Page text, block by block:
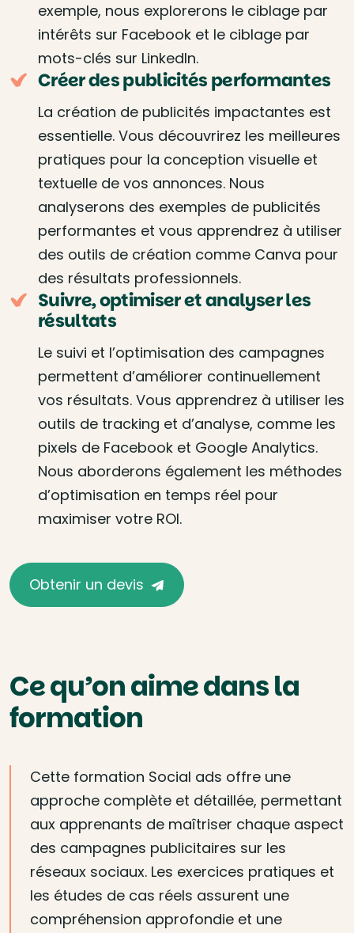
exemple, nous explorerons le ciblage par
intérêts sur Facebook et le ciblage par
mots-clés sur LinkedIn.
Créer des publicités performantes
La création de publicités impactantes est
essentielle. Vous découvrirez les meilleures
pratiques pour la conception visuelle et
textuelle de vos annonces. Nous
analyserons des exemples de publicités
performantes et vous apprendrez à utiliser
des outils de création comme Canva pour
des résultats professionnels.
Suivre, optimiser et analyser les
résultats
Le suivi et l’optimisation des campagnes
permettent d’améliorer continuellement
vos résultats. Vous apprendrez à utiliser les
outils de tracking et d’analyse, comme les
pixels de Facebook et Google Analytics.
Nous aborderons également les méthodes
d’optimisation en temps réel pour
maximiser votre ROI.
Obtenir un devis
Ce qu’on aime dans la
formation
Cette formation Social ads offre une
approche complète et détaillée, permettant
aux apprenants de maîtriser chaque aspect
des campagnes publicitaires sur les
réseaux sociaux. Les exercices pratiques et
les études de cas réels assurent une
compréhension approfondie et une